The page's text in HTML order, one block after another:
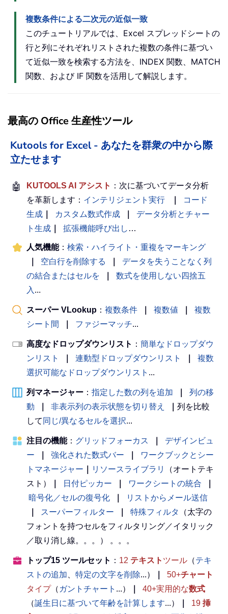
複数条件による二次元の近似一致
このチュートリアルでは、Excel スプレッドシートの
行と列にそれぞれリストされた複数の条件に基づい
て近似一致を検索する方法を、INDEX 関数、MATCH
関数、および IF 関数を活用して解説します。
最高の Office 生産性ツール
Kutools for Excel - あなたを群衆の中から際
立たせます
🤖 KUTOOLS AI アシスト ：次に基づいてデータ分析
を革新します： インテリジェント実行
コード
生成
カスタム数式作成
データ分析とチャー
ト生成
拡張機能呼び出し …
人気機能： 検索・ハイライト・重複をマーキング
空白行を削除する
データを失うことなく列
の結合またはセルを
数式を使用しない四捨五
入 ...
スーパー VLookup ： 複数条件 複数値
複数
シート間
ファジーマッチ...
高度なドロップダウンリスト ： 簡単なドロップダウ
ンリスト
連動型ドロップダウンリスト
複数
選択可能なドロップダウンリスト ...
列マネージャー ： 指定した数の列を追加
列の移
動
非表示列の表示状態を切り替え
列を比較
して 同じ/異なるセルを選択...
注目の機能： グリッドフォーカス
デザインビュ
ー
強化された数式バー
ワークブックとシー
トマネージャー
リソースライブラリ
（オートテキ
スト）
日付ピッカー ワークシートの統合
暗号化／セルの復号化
リストからメール送信
スーパーフィルター 特殊フィルタ
（太字の
フォントを持つセルをフィルタリング／イタリック
／取り消し線。。。） 。。。
トップ15 ツールセット ： 12 テキスト ツール （テキ
ストの追加
特定の文字を削除...） 50+チャート
タイプ（ ガントチャート ...） 40+実用的な数式
（誕生日に基づいて年齢を計算します...） 19 挿